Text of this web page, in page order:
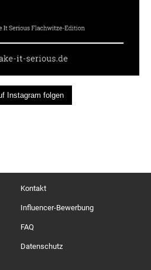
Instagram folgen
Kontakt
Influencer-Bewerbung
FAQ
Datenschutz